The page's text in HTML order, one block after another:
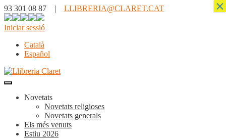
93 301 08 87 | LLIBRERIA@CLARET.CAT
Iniciar sessió
Català
Español
Novetats
Novetats religioses
Novetats generals
Els més venuts
Estiu 2026
×